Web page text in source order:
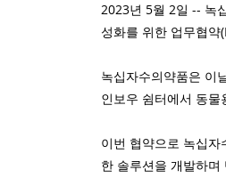
2023년 5월 2일 -- 녹
성화를 위한 업무협
녹십자수의약품은 이
인보우 쉼터에서 동
이번 협약으로 녹십자
한 솔루션을 개발하